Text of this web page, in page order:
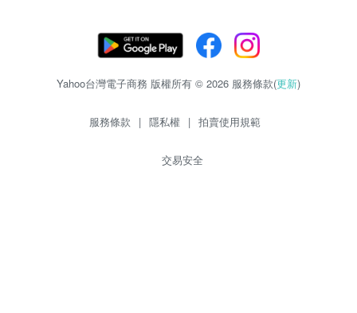
Yahoo台灣電子商務 版權所有 © 2026 服務條款(更新)
服務條款 | 隱私權 | 拍賣使用規範
交易安全